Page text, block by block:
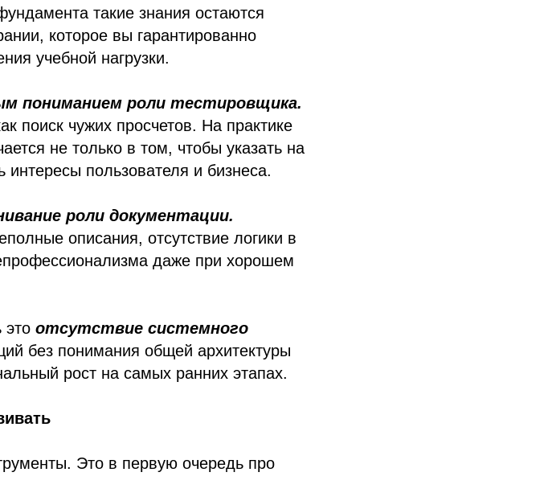
такие знания остаются
которое вы гарантированно
учебной нагрузки.
пониманием роли тестировщика.
поиск чужих просчетов. На практике
не только в том, чтобы указать на
пользователя и бизнеса.
роли документации.
описания, отсутствие логики в
даже при хорошем
это отсутствие системного
без понимания общей архитектуры
рост на самых ранних этапах.
Это в первую очередь про